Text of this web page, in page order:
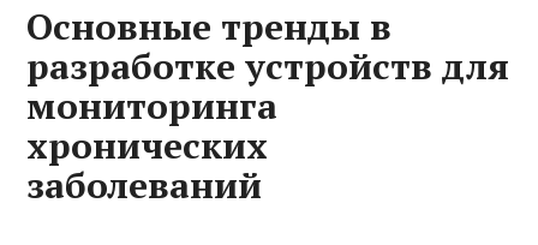
Основные тренды в
разработке устройств для
мониторинга
хронических
заболеваний